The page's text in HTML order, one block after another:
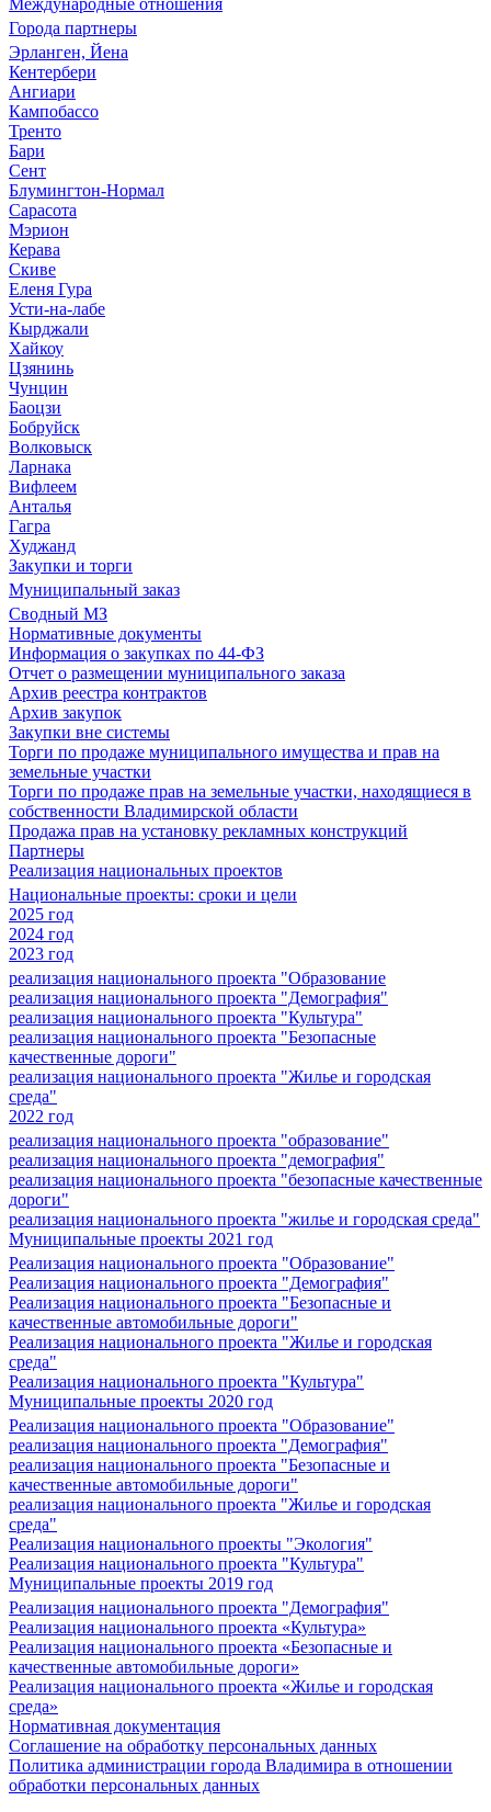
Международные отношения
Города партнеры
Эрланген, Йена
Кентербери
Ангиари
Кампобассо
Тренто
Бари
Сент
Блумингтон-Нормал
Сарасота
Мэрион
Керава
Скиве
Еленя Гура
Усти-на-лабе
Кырджали
Хайкоу
Цзянинь
Чунцин
Баоцзи
Бобруйск
Волковыск
Ларнака
Вифлеем
Анталья
Гагра
Худжанд
Закупки и торги
Муниципальный заказ
Сводный МЗ
Нормативные документы
Информация о закупках по 44-ФЗ
Отчет о размещении муниципального заказа
Архив реестра контрактов
Архив закупок
Закупки вне системы
Торги по продаже муниципального имущества и прав на
земельные участки
Торги по продаже прав на земельные участки, находящиеся в
собственности Владимирской области
Продажа прав на установку рекламных конструкций
Партнеры
Реализация национальных проектов
Национальные проекты: сроки и цели
2025 год
2024 год
2023 год
реализация национального проекта "Образование
реализация национального проекта "Демография"
реализация национального проекта "Культура"
реализация национального проекта "Безопасные
качественные дороги"
реализация национального проекта "Жилье и городская
среда"
2022 год
реализация национального проекта "образование"
реализация национального проекта "демография"
реализация национального проекта "безопасные качественные
дороги"
реализация национального проекта "жилье и городская среда"
Муниципальные проекты 2021 год
Реализация национального проекта "Образование"
Реализация национального проекта "Демография"
Реализация национального проекта "Безопасные и
качественные автомобильные дороги"
Реализация национального проекта "Жилье и городская
среда"
Реализация национального проекта "Культура"
Муниципальные проекты 2020 год
Реализация национального проекта "Образование"
реализация национального проекта "Демография"
реализация национального проекта "Безопасные и
качественные автомобильные дороги"
реализация национального проекта "Жилье и городская
среда"
Реализация национального проекты "Экология"
Реализация национального проекта "Культура"
Муниципальные проекты 2019 год
Реализация национального проекта "Демография"
Реализация национального проекта «Культура»
Реализация национального проекта «Безопасные и
качественные автомобильные дороги»
Реализация национального проекта «Жилье и городская
среда»
Нормативная документация
Соглашение на обработку персональных данных
Политика администрации города Владимира в отношении
обработки персональных данных